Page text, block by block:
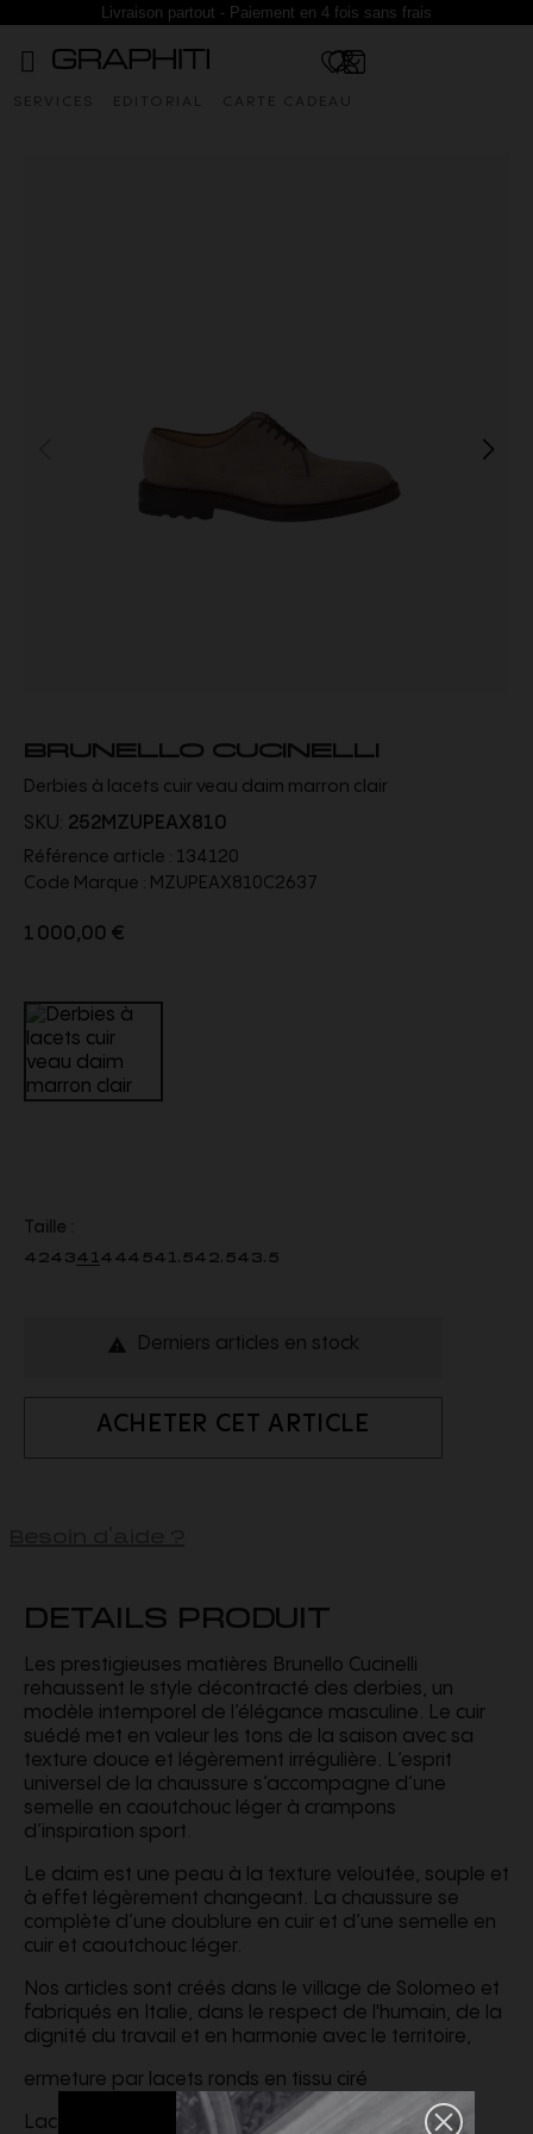
Livraison partout - Paiement en 4 fois sans frais
SERVICES EDITORIAL CARTE CADEAU
BRUNELLO CUCINELLI
Derbies à lacets cuir veau daim marron clair
SKU: 252MZUPEAX810
Référence article : 134120
Code Marque : MZUPEAX810C2637
1 000,00 €
Taille :
424341 444541.542.543.5
 Derniers articles en stock
ACHETER CET ARTICLE
DETAILS PRODUIT
Les prestigieuses matières Brunello Cucinelli
rehaussent le style décontracté des derbies, un
modèle intemporel de l’élégance masculine. Le cuir
suédé met en valeur les tons de la saison avec sa
texture douce et légèrement irrégulière. L’esprit
universel de la chaussure s’accompagne d’une
semelle en caoutchouc léger à crampons
d’inspiration sport.
Le daim est une peau à la texture veloutée, souple et
à effet légèrement changeant. La chaussure se
complète d’une doublure en cuir et d’une semelle en
cuir et caoutchouc léger.
Nos articles sont créés dans le village de Solomeo et
fabriqués en Italie, dans le respect de l'humain, de la
dignité du travail et en harmonie avec le territoire,
ermeture par lacets ronds en tissu ciré
Lacets de réserve ronds en tissu ciré